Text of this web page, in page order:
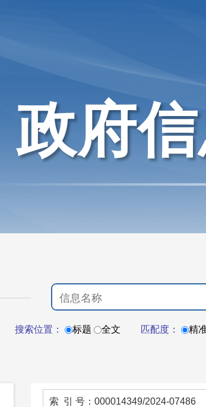
政府
搜索位置： 标题 全文 匹配度： 精
索 引 号：000014349/2024-07486